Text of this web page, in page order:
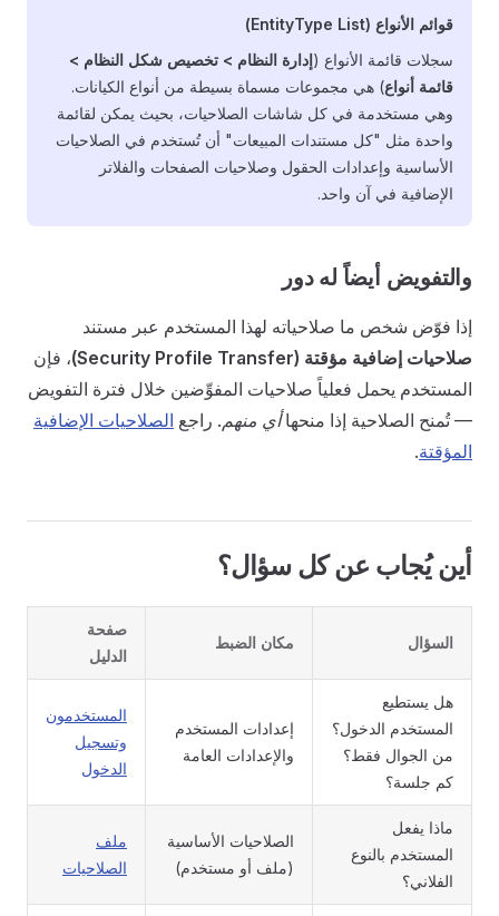
قوائم الأنواع (EntityType List)
سجلات قائمة الأنواع (إدارة النظام > تخصيص شكل النظام >
قائمة أنواع) هي مجموعات مسماة بسيطة من أنواع الكيانات.
وهي مستخدمة في كل شاشات الصلاحيات، بحيث يمكن لقائمة
واحدة مثل "كل مستندات المبيعات" أن تُستخدم في الصلاحيات
الأساسية وإعدادات الحقول وصلاحيات الصفحات والفلاتر
الإضافية في آن واحد.
والتفويض أيضاً له دور
إذا فوّض شخص ما صلاحياته لهذا المستخدم عبر مستند
صلاحيات إضافية مؤقتة (Security Profile Transfer)
، فإن
المستخدم يحمل فعلياً صلاحيات المفوِّضين خلال فترة التفويض
— تُمنح الصلاحية إذا منحهاأي منهم. راجع الصلاحيات الإضافية
المؤقتة.
أين يُجاب عن كل سؤال؟
السؤال مكان الضبط
صفحة
الدليل
هل يستطيع
المستخدم الدخول؟
من الجوال فقط؟
كم جلسة؟
إعدادات المستخدم
والإعدادات العامة
المستخدمون
وتسجيل
الدخول
ماذا يفعل
المستخدم بالنوع
الفلاني؟
الصلاحيات الأساسية
(ملف أو مستخدم)
ملف
الصلاحيات